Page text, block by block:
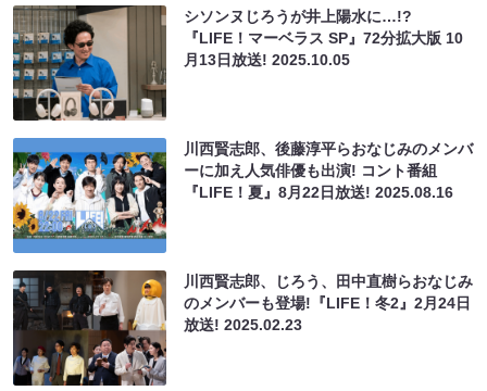
シソンヌじろうが井上陽水に…!?
『LIFE！マーベラス SP』72分拡大版 10
月13日放送!2025.10.05
川西賢志郎、後藤淳平らおなじみのメンバ
ーに加え人気俳優も出演! コント番組
『LIFE！夏』8月22日放送!2025.08.16
川西賢志郎、じろう、田中直樹らおなじみ
のメンバーも登場!『LIFE！冬2』2月24日
放送!2025.02.23